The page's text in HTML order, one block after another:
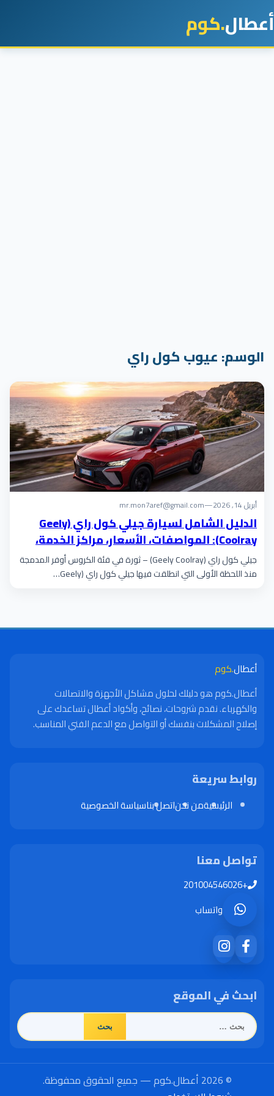
أعطال.كوم
الوسم:عيوب كول راي
أبريل 14, 2026 —
mr.mon7aref@gmail.com
الدليل الشامل لسيارة جيلي كول راي (Geely
Coolray): المواصفات، الأسعار، مراكز الخدمة،
وقطع الغيار
جيلي كول راي (Geely Coolray) – ثورة في فئة الكروس أوفر المدمجة
منذ اللحظة الأولى التي انطلقت فيها جيلي كول راي (Geely…
أعطال.كوم
أعطال.كوم هو دليلك لحلول مشاكل الأجهزة والاتصالات
والكهرباء. نقدم شروحات، نصائح، وأكواد أعطال تساعدك على
إصلاح المشكلات بنفسك أو التواصل مع الدعم الفني المناسب.
روابط سريعة
الرئيسيةمن نحناتصل بناسياسة الخصوصية
تواصل معنا
+201004546026
واتساب
ابحث في الموقع
البحث
عن:
© 2026 أعطال.كوم — جميع الحقوق محفوظة.